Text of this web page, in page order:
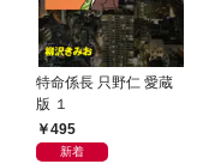
特命係長 只野仁 愛蔵
版 １
495
新着